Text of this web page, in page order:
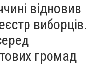
відновив
виборців.
громад